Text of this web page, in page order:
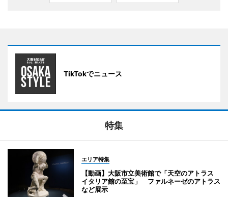
TikTokでニュース
特集
エリア特集
【動画】大阪市立美術館で「天空のアトラス
イタリア館の至宝」 ファルネーゼのアトラス
など展示